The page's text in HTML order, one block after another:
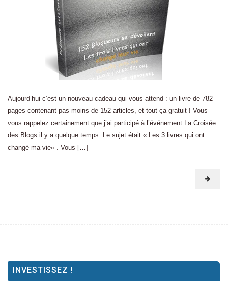
Aujourd’hui c’est un nouveau cadeau qui vous attend : un livre de 782
pages contenant pas moins de 152 articles, et tout ça gratuit ! Vous
vous rappelez certainement que j’ai participé à l’événement La Croisée
des Blogs il y a quelque temps. Le sujet était « Les 3 livres qui ont
changé ma vie« . Vous […]
INVESTISSEZ !